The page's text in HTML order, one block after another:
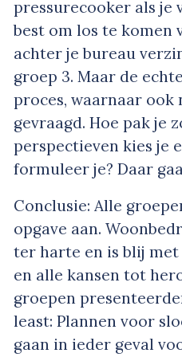
pressurecooker als je
best om los te komen
achter je bureau
groep 3. Maar de
proces, waarnaar
gevraagd. Hoe pak je
perspectieven kies je
formuleer je? Daar
Conclusie: Alle
opgave aan.
ter harte en is blij
en alle kansen tot
groepen
least: Plannen voor
gaan in ieder geval